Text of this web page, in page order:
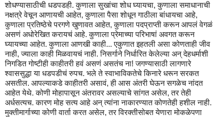
शोधण्यासाठीची धडपडही. कुणाला सुखांचा शोध घ्यायचा, कुणाला समाधानाची
नक्षत्रे वेचून आणायची आहेत, कुणाला पैसा शोधून गाठीला बांधायचा आहे,
कुणाला प्रतिष्ठेचे परगणे खुणावत आहेत, कुणाला पदप्राप्ती करून आपलं वेगळं
असणं अधोरेखित करायचं आहे. कुणाला प्रेमाच्या परिभाषां अवगत करून
घ्यायच्या आहेत. कुणाला आणखी काही... एकुणात इहतली असा कोणताही जीव
नाही, ज्याला काही मिळवायचं नाही. निसर्गाने निर्धारित केलेल्या अन् देहधर्माशी
निगडित गोष्टीही काहीतरी हवं असणं असतंच ना! जगण्यासाठी लागणारे
श्वाससुद्धा या धडपडीचं रुपच. भले ते स्वाभाविकतेचे किनारे धरून सरकत
असतील. आपल्याकडे काहीतरी असावं, ही आस अंतरी घेऊन सगळेच नांदत
आहेत येथे. कोणी मोहापासून अंतरावर असल्याचे सांगत असेल, तर तेही
अर्धसत्यच. कारण मोह सत्य आहे अन् त्यांना नाकारण्यात कोणतेही हशील नाही.
मुक्तीमार्गाच्या कोणी वार्ता करत असेल, तर विरक्तीसोबत येणारा मोकळेपणा